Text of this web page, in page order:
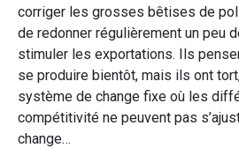
corriger les grosses bêtises de
de redonner régulièrement un peu
stimuler les exportations. Ils
se produire bientôt, mais ils ont
système de change fixe où les
compétitivité ne peuvent pas
change…